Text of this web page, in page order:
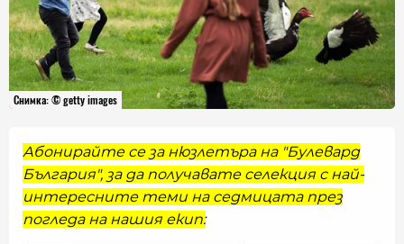
Снимка: © getty images
Абонирайте се за нюзлетъра на "Булевард
България", за да получавате селекция с най-
интересните теми на седмицата през
погледа на нашия екип: